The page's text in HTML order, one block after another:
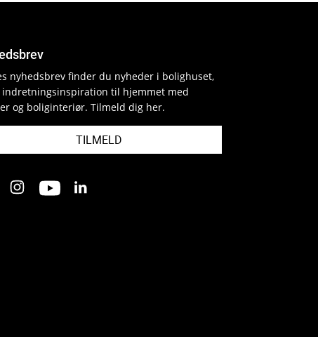
nyhedsbrev finder du nyheder i bolighuset,
indretningsinspiration til hjemmet med
og boliginteriør. Tilmeld dig her.
TILMELD